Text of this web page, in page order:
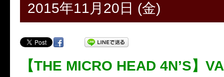
2015年11月20日 (金)
【THE MICRO HEAD 4N’S】